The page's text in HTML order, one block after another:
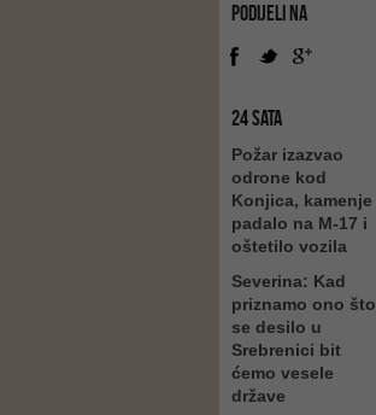
PODIJELI NA
24 SATA
Požar izazvao
odrone kod
Konjica, kamenje
padalo na M-17 i
oštetilo vozila
Severina: Kad
priznamo ono što
se desilo u
Srebrenici bit
ćemo vesele
države